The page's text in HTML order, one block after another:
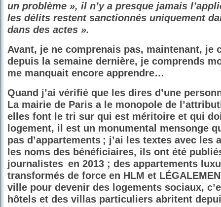
un problème », il n’y a presque jamais
les délits restent sanctionnés uniquement
dans des actes ».
Avant, je ne comprenais pas, maintenant, je
depuis la semaine dernière, je comprends
me manquait encore apprendre…
Quand j’ai vérifié que les dires d’une
La mairie de Paris a le monopole de
elles font le tri sur qui est méritoire et qui
logement, il est un monumental mensonge
pas d’appartements ; j’ai les textes avec les
les noms des bénéficiaires, ils ont été
journalistes en 2013 ; des appartements
transformés de force en HLM et
ville pour devenir des logements sociaux,
hôtels et des villas particuliers abritent